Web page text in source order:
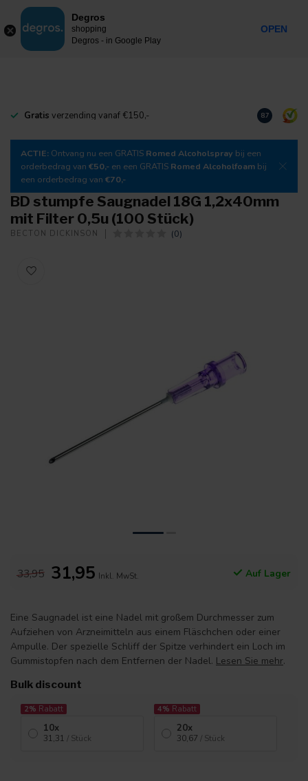
MENU
Gratis verzending vanaf €150,- Laden Sie
8.7
ACTIE: Ontvang nu een GRATIS Romed Alcoholspray bij een
orderbedrag van €50,- en een GRATIS Romed Alcoholfoam bij
een orderbedrag van €70,-
BD stumpfe Saugnadel 18G 1,2x40mm
mit Filter 0,5u (100 Stück)
BECTON DICKINSON (0)
33,95 31,95 Inkl. MwSt. Auf Lager
Eine Saugnadel ist eine Nadel mit großem Durchmesser zum
Aufziehen von Arzneimitteln aus einem Fläschchen oder einer
Ampulle. Der spezielle Schliff der Spitze verhindert ein Loch im
Gummistopfen nach dem Entfernen der Nadel. Lesen Sie mehr.
Bulk discount
2% Rabatt
10x
31,31 / Stück
4% Rabatt
20x
30,67 / Stück
Degros
shopping
Degros - in Google Play
OPEN